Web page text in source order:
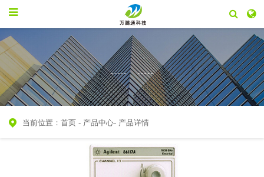
当前位置： 首页 - 产品中心- 产品详情